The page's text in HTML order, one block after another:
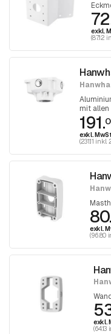
exkl.
(87.12
Hanwha
mit allen
weiß.
191.
exkl.
(231.11
exkl.
(96.80
exkl.